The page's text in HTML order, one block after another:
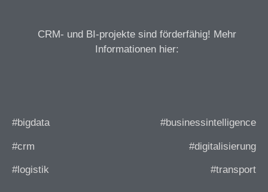
CRM- und BI-projekte sind förderfähig! Mehr
Informationen hier:
#bigdata #businessintelligence
#crm #digitalisierung
#logistik #transport